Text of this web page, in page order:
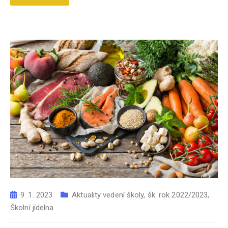
9. 1. 2023 Aktuality vedení školy, šk. rok 2022/2023,
Školní jídelna